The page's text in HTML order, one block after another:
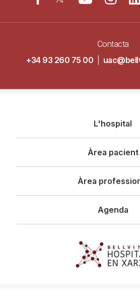
Contacta
+34 93 260 75 00
principal
L'hospital
Àrea pacient
Àrea
Agenda